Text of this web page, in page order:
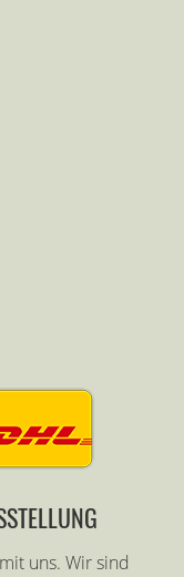
uns. Wir sind